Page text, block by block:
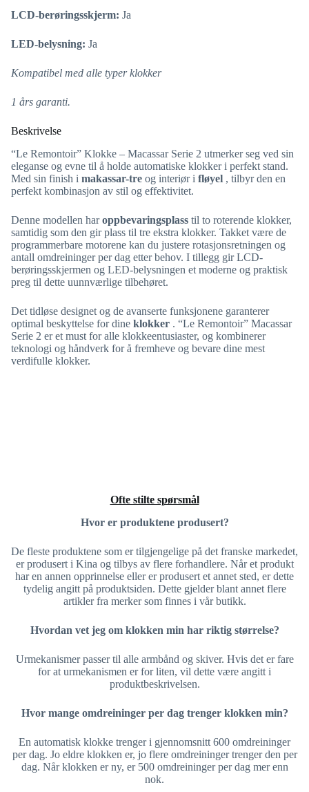
LCD-berøringsskjerm: Ja
LED-belysning: Ja
Kompatibel med alle typer klokker
1 års garanti.
Beskrivelse
“Le Remontoir” Klokke – Macassar Serie 2 utmerker seg ved sin
eleganse og evne til å holde automatiske klokker i perfekt stand.
Med sin finish i makassar-tre og interiør i fløyel , tilbyr den en
perfekt kombinasjon av stil og effektivitet.
Denne modellen haroppbevaringsplass til to roterende klokker,
samtidig som den gir plass til tre ekstra klokker. Takket være de
programmerbare motorene kan du justere rotasjonsretningen og
antall omdreininger per dag etter behov. I tillegg gir LCD-
berøringsskjermen og LED-belysningen et moderne og praktisk
preg til dette uunnværlige tilbehøret.
Det tidløse designet og de avanserte funksjonene garanterer
optimal beskyttelse for dine klokker . “Le Remontoir” Macassar
Serie 2 er et must for alle klokkeentusiaster, og kombinerer
teknologi og håndverk for å fremheve og bevare dine mest
verdifulle klokker.
Ofte stilte spørsmål
Hvor er produktene produsert?
De fleste produktene som er tilgjengelige på det franske markedet,
er produsert i Kina og tilbys av flere forhandlere. Når et produkt
har en annen opprinnelse eller er produsert et annet sted, er dette
tydelig angitt på produktsiden. Dette gjelder blant annet flere
artikler fra merker som finnes i vår butikk.
Hvordan vet jeg om klokken min har riktig størrelse?
Urmekanismer passer til alle armbånd og skiver. Hvis det er fare
for at urmekanismen er for liten, vil dette være angitt i
produktbeskrivelsen.
Hvor mange omdreininger per dag trenger klokken min?
En automatisk klokke trenger i gjennomsnitt 600 omdreininger
per dag. Jo eldre klokken er, jo flere omdreininger trenger den per
dag. Når klokken er ny, er 500 omdreininger per dag mer enn
nok.